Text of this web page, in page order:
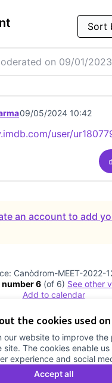
the cookies used
our website to improve the
The cookies enable
experience and social
Accept all
on 09/01/2023
09/05/2024 10:42
user/
an account to add
Canòdrom-MEET-2022-
6(of 6)
see other
Add to calendar
at Facebook
at Instagram
at YouTube
el idiomaChoose language